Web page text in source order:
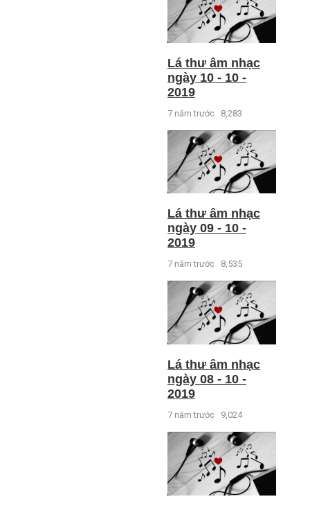
Lá thư âm nhạc
ngày 10 - 10 -
2019
7 năm trước 8,283
Lá thư âm nhạc
ngày 09 - 10 -
2019
7 năm trước 8,535
Lá thư âm nhạc
ngày 08 - 10 -
2019
7 năm trước 9,024